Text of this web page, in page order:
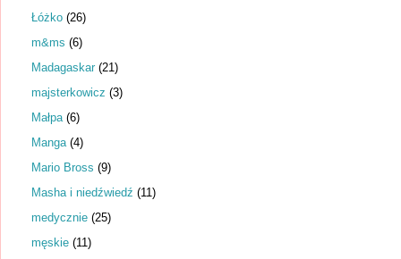
Łóżko (26)
m&ms (6)
Madagaskar (21)
majsterkowicz (3)
Małpa (6)
Manga (4)
Mario Bross (9)
Masha i niedźwiedź (11)
medycznie (25)
męskie (11)